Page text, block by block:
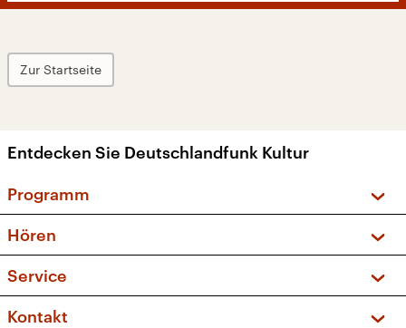
Zur Startseite
Entdecken Sie Deutschlandfunk Kultur
Programm
Sendungen und Podcasts
Musikliste
Kakadu – Das Kinderprogramm
Hören
Frequenzen (UKW + DAB+)
Service
FAQ
Kontakt